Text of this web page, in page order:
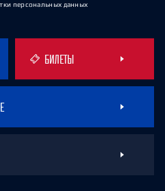
персональных данных
БИЛЕТЫ